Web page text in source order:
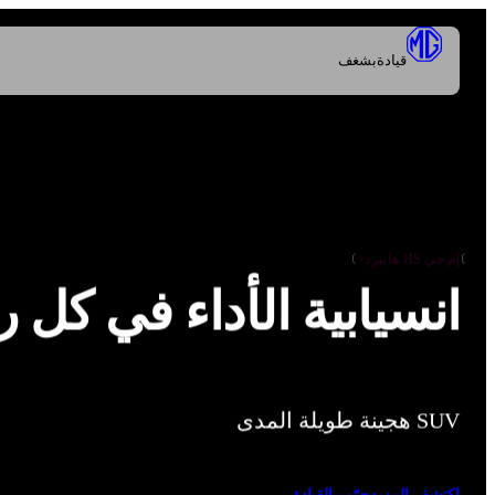
قيادةبشغف
إم جي HS هايبرد+
انسيابية الأداء في كل
SUV هجينة طويلة المدى